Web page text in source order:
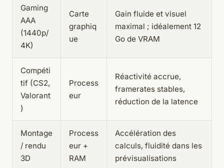
Gaming
AAA
(1440p/
4K)
Carte
graphiq
ue
Gain fluide et visuel
maximal ; idéalement 12
Go de VRAM
Compéti
tif (CS2,
Valorant
)
Process
eur
Réactivité accrue,
framerates stables,
réduction de la latence
Montage
/ rendu
3D
Process
eur +
RAM
Accélération des
calculs, fluidité dans les
prévisualisations